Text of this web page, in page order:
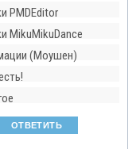
PMDEditor
MikuMikuDance
(Моушен)